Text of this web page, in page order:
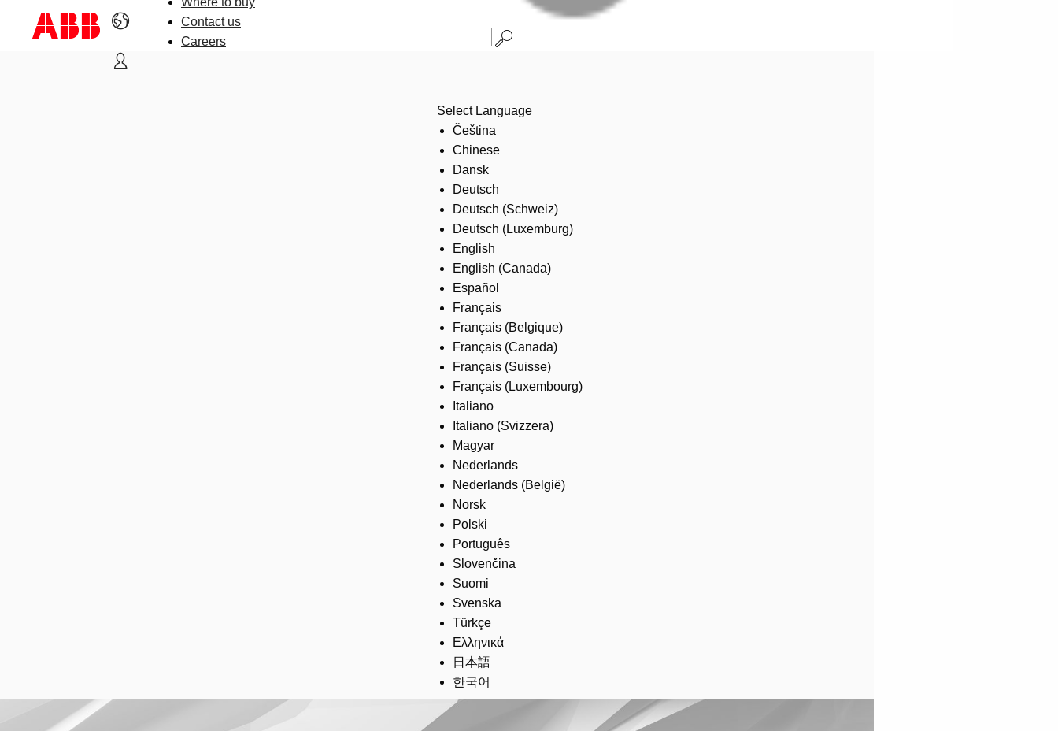
Contact us
Careers
Select Language
Čeština
Chinese
Dansk
Deutsch
Deutsch (Schweiz)
Deutsch (Luxemburg)
English
English (Canada)
Español
Français
Français (Belgique)
Français (Canada)
Français (Suisse)
Français (Luxembourg)
Italiano
Italiano (Svizzera)
Magyar
Nederlands
Nederlands (België)
Norsk
Polski
Português
Slovenčina
Suomi
Svenska
Türkçe
Ελληνικά
日本語
한국어